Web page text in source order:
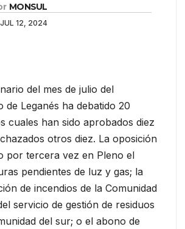
MONSUL
JUL 12, 2024
del mes de julio del
de Leganés ha debatido 20
cuales han sido aprobados diez
otros diez. La oposición
por tercera vez en Pleno el
pendientes de luz y gas; la
de incendios de la Comunidad
servicio de gestión de residuos
del sur; o el abono de